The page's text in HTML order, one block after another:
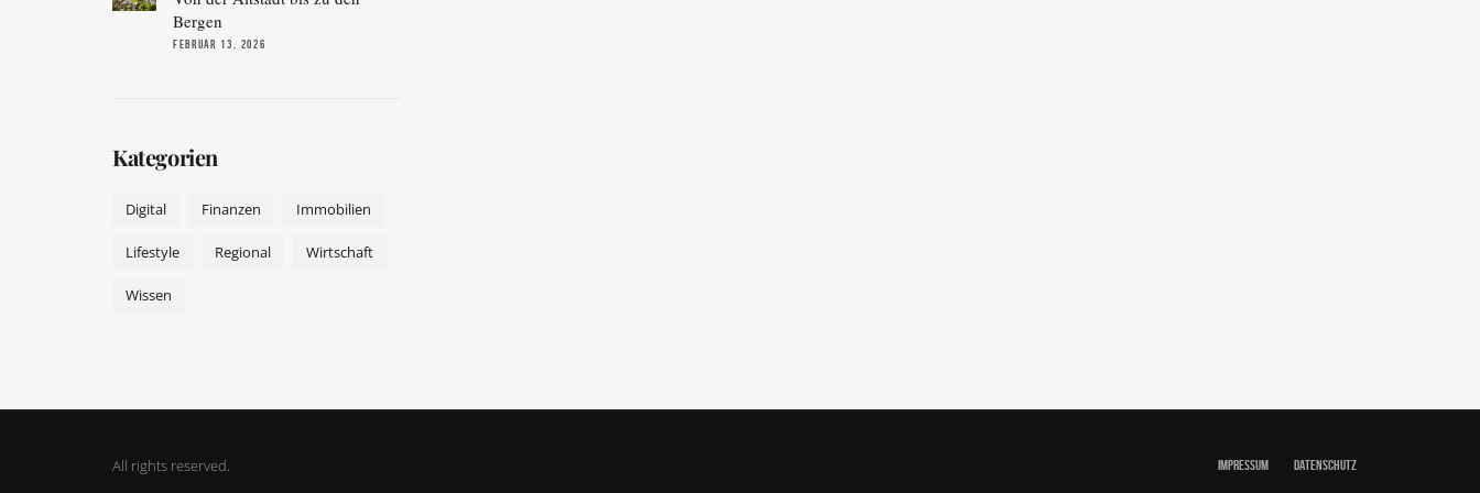
Bergen
FEBRUAR 13, 2026
Kategorien
Digital Finanzen Immobilien
Lifestyle Regional Wirtschaft
Wissen
All rights reserved. IMPRESSUM DATENSCHUTZ